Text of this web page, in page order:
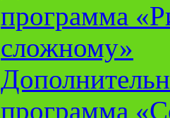
программа
сложному»
программа